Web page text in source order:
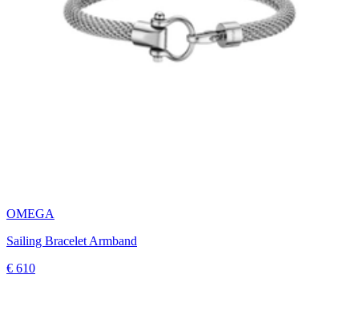
OMEGA
Sailing Bracelet Armband
€ 610